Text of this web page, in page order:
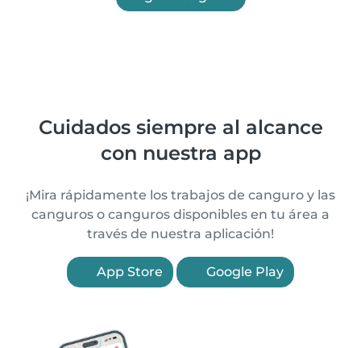
Cuidados siempre al alcance
con nuestra app
¡Mira rápidamente los trabajos de canguro y las
canguros o canguros disponibles en tu área a
través de nuestra aplicación!
App Store Google Play